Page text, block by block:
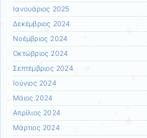
Ιανουάριος 2025
Δεκέμβριος 2024
Νοέμβριος 2024
Οκτώβριος 2024
Σεπτέμβριος 2024
Ιούνιος 2024
Μάιος 2024
Απρίλιος 2024
Μάρτιος 2024